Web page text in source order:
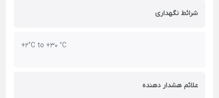
شرائط نگهداری
+2°C to +30 °C
علائم هشدار دهنده